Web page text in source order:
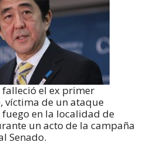
el ex primer
víctima de un ataque
en la localidad de
un acto de la campaña
Senado.